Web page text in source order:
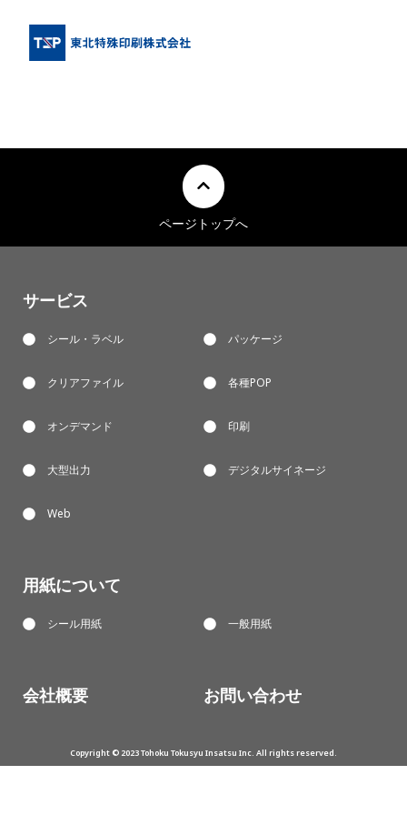
ページトップへ
サービス
シール・ラベル
クリアファイル
オンデマンド
大型出力
Web
パッケージ
各種POP
印刷
デジタルサイネージ
用紙について
シール用紙 一般用紙
会社概要 お問い合わせ
Copyright © 2023 Tohoku Tokusyu Insatsu Inc. All rights reserved.